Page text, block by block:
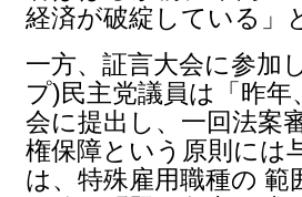
経済が破綻している」
一方、証言大会に参加
プ)民主党議員は「昨
会に提出し、一回法案
権保障という原則には
は、特殊雇用職種の 範